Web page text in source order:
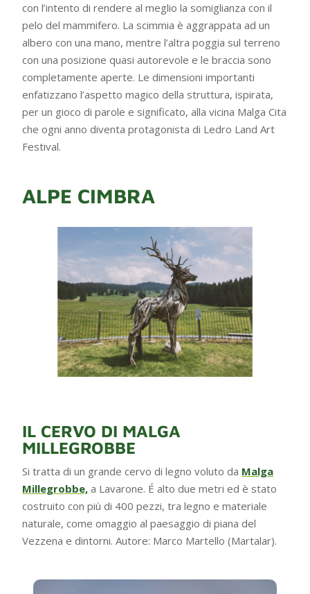
con l’intento di rendere al meglio la somiglianza con il
pelo del mammifero. La scimmia è aggrappata ad un
albero con una mano, mentre l’altra poggia sul terreno
con una posizione quasi autorevole e le braccia sono
completamente aperte. Le dimensioni importanti
enfatizzano l’aspetto magico della struttura, ispirata,
per un gioco di parole e significato, alla vicina Malga Cita
che ogni anno diventa protagonista di Ledro Land Art
Festival.
ALPE CIMBRA
IL CERVO DI MALGA
MILLEGROBBE
Si tratta di un grande cervo di legno voluto da Malga
Millegrobbe, a Lavarone. É alto due metri ed è stato
costruito con più di 400 pezzi, tra legno e materiale
naturale, come omaggio al paesaggio di piana del
Vezzena e dintorni. Autore: Marco Martello (Martalar).